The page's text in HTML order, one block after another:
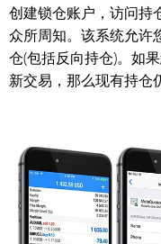
创建锁仓账户，访问持
众所周知。该系统允许
仓(包括反向持仓)。如
新交易，那么现有持仓